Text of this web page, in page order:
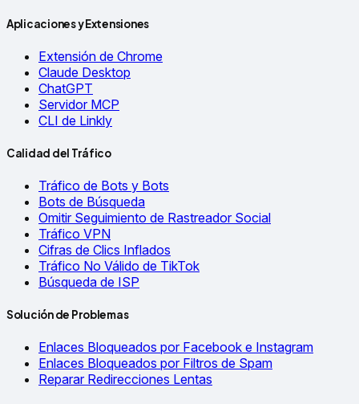
Aplicaciones y Extensiones
Extensión de Chrome
Claude Desktop
ChatGPT
Servidor MCP
CLI de Linkly
Calidad del Tráfico
Tráfico de Bots y Bots
Bots de Búsqueda
Omitir Seguimiento de Rastreador Social
Tráfico VPN
Cifras de Clics Inflados
Tráfico No Válido de TikTok
Búsqueda de ISP
Solución de Problemas
Enlaces Bloqueados por Facebook e Instagram
Enlaces Bloqueados por Filtros de Spam
Reparar Redirecciones Lentas